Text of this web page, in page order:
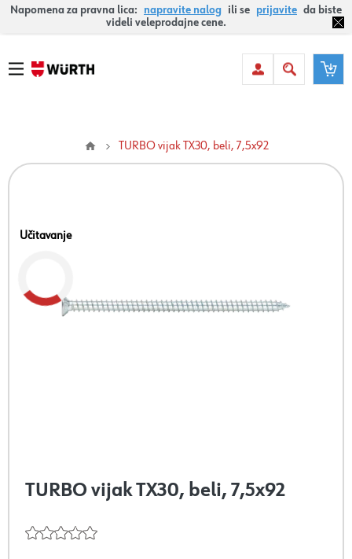
Napomena za pravna lica: napravite nalog ili se prijavite da biste
videli veleprodajne cene.
TURBO vijak TX30, beli, 7,5x92
Učitavanje
TURBO vijak TX30, beli, 7,5x92